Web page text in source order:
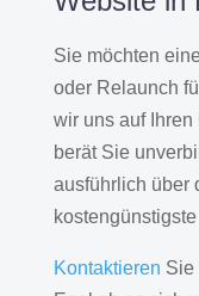
Sie möchten
oder Relaunch
wir uns auf
berät Sie
ausführlich über
Kontaktieren Sie